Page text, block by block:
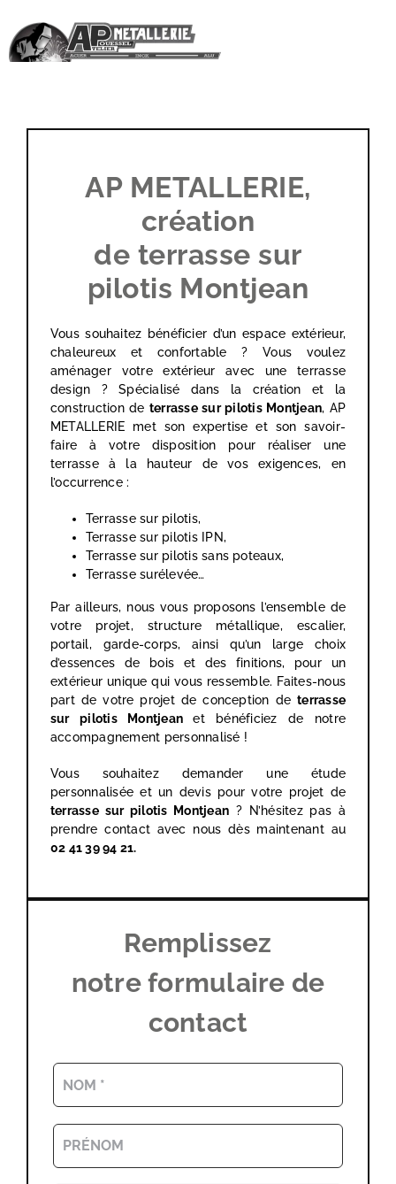
au
contenu
AP METALLERIE,
création
de terrasse sur
pilotis Montjean
Vous souhaitez bénéficier d’un espace extérieur,
chaleureux et confortable ? Vous voulez
aménager votre extérieur avec une terrasse
design ? Spécialisé dans la création et la
construction de terrasse sur pilotis Montjean, AP
METALLERIE met son expertise et son savoir-
faire à votre disposition pour réaliser une
terrasse à la hauteur de vos exigences, en
l’occurrence :
Terrasse sur pilotis,
Terrasse sur pilotis IPN,
Terrasse sur pilotis sans poteaux,
Terrasse surélevée…
Par ailleurs, nous vous proposons l’ensemble de
votre projet, structure métallique, escalier,
portail, garde-corps, ainsi qu’un large choix
d’essences de bois et des finitions, pour un
extérieur unique qui vous ressemble. Faites-nous
part de votre projet de conception deterrasse
sur pilotisMontjeanet bénéficiez de notre
accompagnement personnalisé !
Vous souhaitez demander une étude
personnalisée et un devis pour votre projet de
terrasse sur pilotis Montjean ? N’hésitez pas à
prendre contact avec nous dès maintenant au
02 41 39 94 21.
Remplissez
notre formulaire de
contact